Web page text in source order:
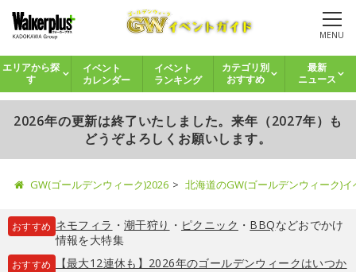
MENU
エリアから探
す
イベント
カレンダー
イベント
ランキング
カテゴリ別
おすすめ
最新
ニュース
2026年の更新は終了いたしました。来年（2027年）も
どうぞよろしくお願いします。
GW(ゴールデンウィーク)2026 北海道のGW(ゴールデンウィーク)
おすすめ ネモフィラ ・ 潮干狩り ・ ピクニック ・ BBQなどおでかけ
情報を大特集
おすすめ
【最大12連休も】2026年のゴールデンウィークはいつか